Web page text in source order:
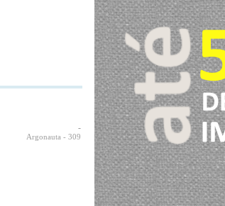
-
Argonauta - 309